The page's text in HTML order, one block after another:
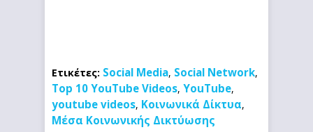
Ετικέτες: Social Media, Social Network,
Top 10 YouTube Videos, YouTube,
youtube videos, Κοινωνικά Δίκτυα,
Μέσα Κοινωνικής Δικτύωσης